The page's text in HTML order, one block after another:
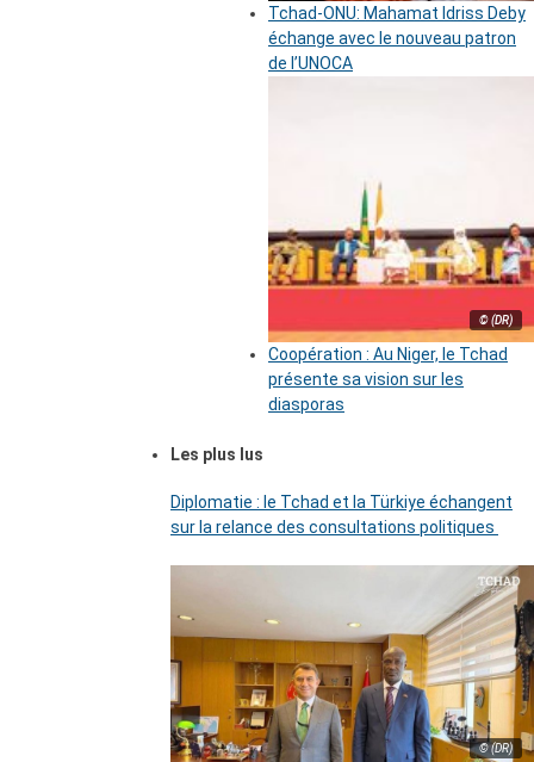
Tchad-ONU: Mahamat Idriss Deby
échange avec le nouveau patron
de l’UNOCA
© (DR)
Coopération : Au Niger, le Tchad
présente sa vision sur les
diasporas
Les plus lus
Diplomatie : le Tchad et la Türkiye échangent
sur la relance des consultations politiques
© (DR)